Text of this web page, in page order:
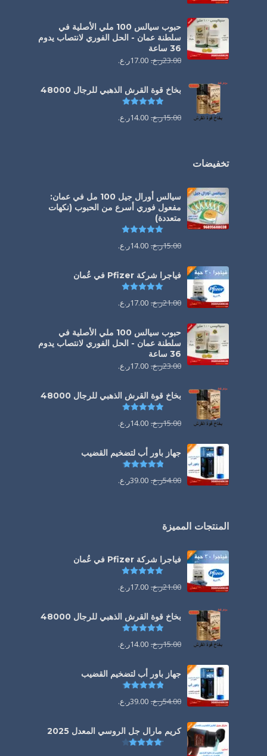
حبوب سيالس 100 ملي الأصلية في
سلطنة عمان - الحل الفوري لانتصاب يدوم
36 ساعة
23.00ر.ع. 17.00ر.ع.
بخاخ قوة القرش الذهبي للرجال 48000
تم التقييم
15.00ر.ع. 14.00ر.ع.
تخفيضات
سيالس أورال جيل 100 مل في عمان:
مفعول فوري أسرع من الحبوب (نكهات
متعددة)
15.00ر.ع. 14.00ر.ع.
فياجرا شركة Pfizer في عُمان
21.00ر.ع. 17.00ر.ع.
حبوب سيالس 100 ملي الأصلية في
سلطنة عمان - الحل الفوري لانتصاب يدوم
36 ساعة
23.00ر.ع. 17.00ر.ع.
بخاخ قوة القرش الذهبي للرجال 48000
تم التقييم
15.00ر.ع. 14.00ر.ع.
جهاز باور أب لتضخيم القضيب
تم التقييم
54.00ر.ع. 39.00ر.ع.
المنتجات المميزة
فياجرا شركة Pfizer في عُمان
21.00ر.ع. 17.00ر.ع.
بخاخ قوة القرش الذهبي للرجال 48000
تم التقييم
15.00ر.ع. 14.00ر.ع.
جهاز باور أب لتضخيم القضيب
تم التقييم
54.00ر.ع. 39.00ر.ع.
كريم مارال جل الروسي المعدل 2025
تم التقييم